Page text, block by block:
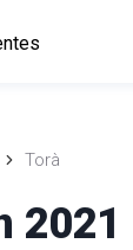
Torà
2021